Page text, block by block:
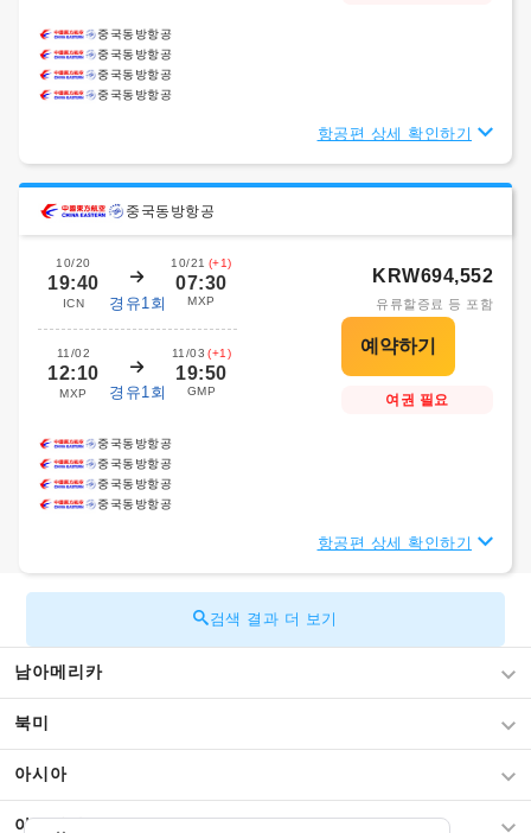
중국동방항공
중국동방항공
중국동방항공
중국동방항공
항공편 상세 확인하기
중국동방항공
10/20
19:40
ICN 경유1회
10/21 (+1)
07:30
MXP
11/02
12:10
MXP 경유1회
11/03 (+1)
19:50
GMP
KRW694,552
유류할증료 등 포함
여권 필요
중국동방항공
중국동방항공
중국동방항공
중국동방항공
항공편 상세 확인하기
검색 결과 더 보기
남아메리카
북미
아시아
아프리카